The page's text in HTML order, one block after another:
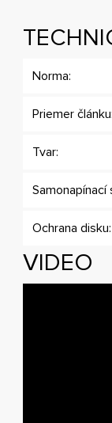
Norma:
Priemer článku:
Tvar:
Samonapínací
Ochrana disku:
VIDEO